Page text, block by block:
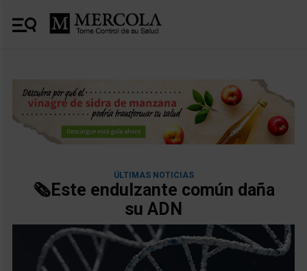
ÚLTIMAS NOTICIAS
🗞️Este endulzante común daña
su ADN